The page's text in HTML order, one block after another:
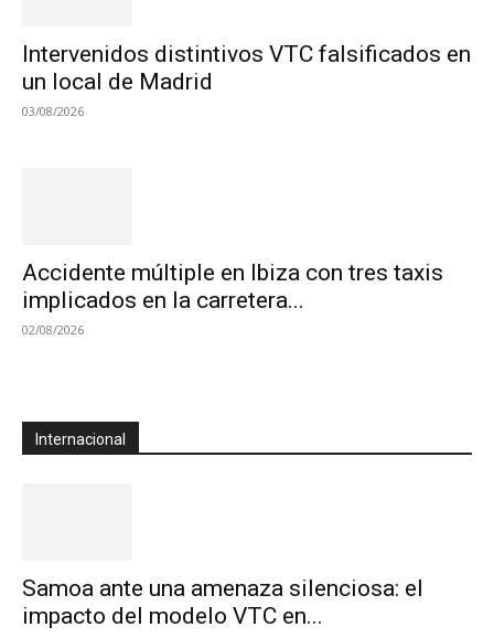
Intervenidos distintivos VTC falsificados en
un local de Madrid
03/08/2026
Accidente múltiple en Ibiza con tres taxis
implicados en la carretera...
02/08/2026
Internacional
Samoa ante una amenaza silenciosa: el
impacto del modelo VTC en...